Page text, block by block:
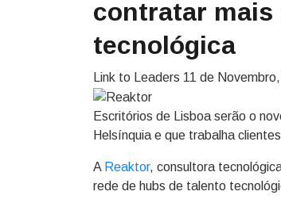
contratar mais
tecnológica
Link to Leaders 11 de Novembro,
Escritórios de Lisboa serão o
Helsínquia e que trabalha
A Reaktor, consultora
rede de hubs de talento